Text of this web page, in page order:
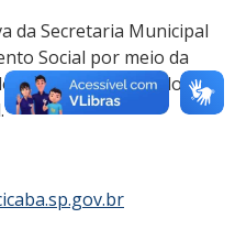
da Secretaria Municipal
Social por meio da
SUAS – Coordenadoria